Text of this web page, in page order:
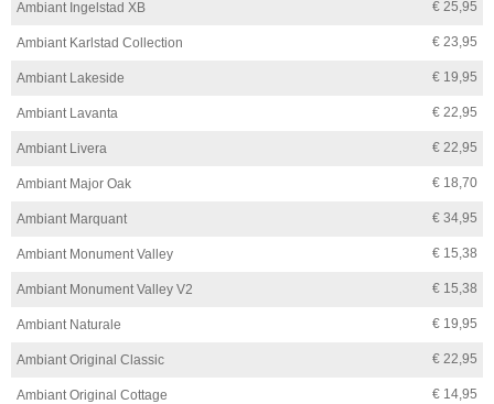
Ambiant Ingelstad XB € 25,95
Ambiant Karlstad Collection € 23,95
Ambiant Lakeside € 19,95
Ambiant Lavanta € 22,95
Ambiant Livera € 22,95
Ambiant Major Oak € 18,70
Ambiant Marquant € 34,95
Ambiant Monument Valley € 15,38
Ambiant Monument Valley V2 € 15,38
Ambiant Naturale € 19,95
Ambiant Original Classic € 22,95
Ambiant Original Cottage € 14,95